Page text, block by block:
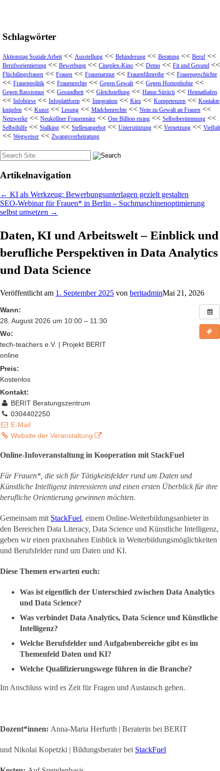
Schlagwörter
Aktionstag Soziale Arbeit << Ausstellung << Behinderung << Beratung << Beruf <<
Berufsorientierung << Bewerbung << Cineplex-Kino << Demo << Fit und Gesund <<
Flüchtlingsfrauen << Frauen << Frauenarmut << Frauenfilmreihe << Frauengeschichte
<< Frauenpolitik << Frauenrechte << Gegen Gewalt << Gegen Homophobie <<
Gegen Rassismus << Gesundheit << Gleichstellung << Hatun Sürücü << Heimathafen
<< Infobörse << Infoplattform << Integration << Kiez << Kompetenzen << Kontakte
knüpfen << Kunst << Lesung << Mädchenrechte << Nein zu Gewalt an Frauen <<
Netzwerke << Neuköllner Frauenmärz << One Billion rising << Selbstbestimmung <<
Selbsthilfe << Stalking << Stellenangebot << Unterstützung << Vernetzung << Vielfalt
<< Wegweiser << Zwangsverheiratung
Suche
nach:
Artikelnavigation
← KI als Werkzeug: Bewerbungsunterlagen gezielt gestalten
SEO-Webinar für Frauen* in Berlin – Suchmaschinenoptimierung
selbst umsetzen →
Daten, KI und Arbeitswelt – Einblick und
berufliche Perspektiven in Data Analytics
und Data Science
Veröffentlicht am 1. September 2025 von beritadminMai 21, 2026
Wann:
28. August 2026 um 10:00 – 11:30
Wo:
tech-teachers e.V. | Projekt BERIT
online
Preis:
Kostenlos
Kontakt:
BERIT Beratungszentrum
0304402250
E-Mail
Website der Veranstaltung
Online-Infoveranstaltung in Kooperation mit StackFuel
Für Frauen*, die sich für Tätigkeitsfelder rund um Daten und
Künstliche Intelligenz interessieren und einen ersten Überblick für ihre
berufliche Orientierung gewinnen möchten.
Gemeinsam mit StackFuel, einem Online-Weiterbildungsanbieter in
den Bereichen Data Literacy, Data Science und Künstliche Intelligenz,
geben wir einen praxisnahen Einblick in Weiterbildungsmöglichkeiten
und Berufsfelder rund um Daten und KI.
Diese Themen erwarten euch:
Was ist eigentlich der Unterschied zwischen Data Analytics
und Data Science?
Was verbindet Data Analytics, Data Science und Künstliche
Intelligenz?
Welche Berufsfelder und Aufgabenbereiche gibt es im
Themenfeld Daten und KI?
Welche Qualifizierungswege führen in die Branche?
Im Anschluss wird es Zeit für Fragen und Austausch geben.
Dozent*innen: Anna-Maria Herfurth | Beraterin bei BERIT
und Nikolai Kopetzki | Bildungsberater bei StackFuel